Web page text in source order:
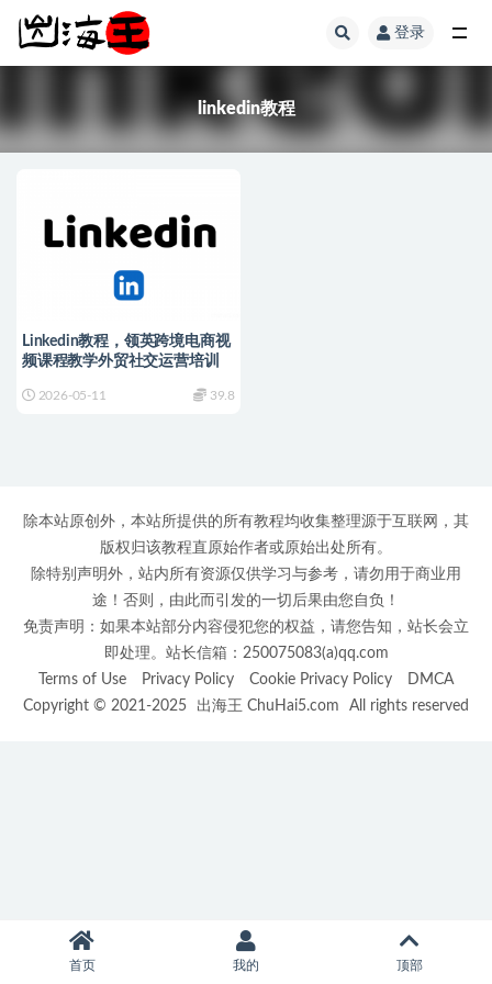
登录
linkedin教程
Linkedin教程，领英跨境电商视
频课程教学外贸社交运营培训
2026-05-11 39.8
除本站原创外，本站所提供的所有教程均收集整理源于互联网，其
版权归该教程直原始作者或原始出处所有。
除特别声明外，站内所有资源仅供学习与参考，请勿用于商业用
途！否则，由此而引发的一切后果由您自负！
免责声明：如果本站部分内容侵犯您的权益，请您告知，站长会立
即处理。站长信箱：250075083(a)qq.com
Terms of Use
Privacy Policy Cookie Privacy Policy
DMCA
Copyright © 2021-2025
出海王 ChuHai5.com All rights reserved
首页 我的 顶部
全部